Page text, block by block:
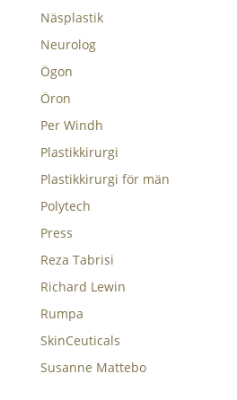
Näsplastik
Neurolog
Ögon
Öron
Per Windh
Plastikkirurgi
Plastikkirurgi för män
Polytech
Press
Reza Tabrisi
Richard Lewin
Rumpa
SkinCeuticals
Susanne Mattebo